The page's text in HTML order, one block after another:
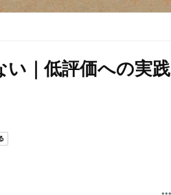
｜低評価への実践